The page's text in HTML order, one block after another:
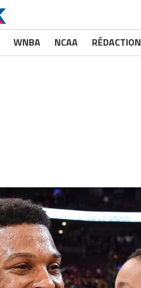
WNBA NCAA RÉDACTION